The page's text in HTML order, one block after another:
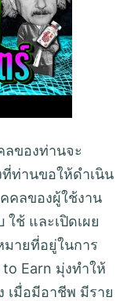
ลของท่านจะ
ที่ท่านขอให้ดำเนิน
คลของผู้ใช้งาน
ช้ และเปิดเผย
มายที่อยู่ในการ
Earn มุ่งทำให้
เมื่อมีอาชีพ มีราย